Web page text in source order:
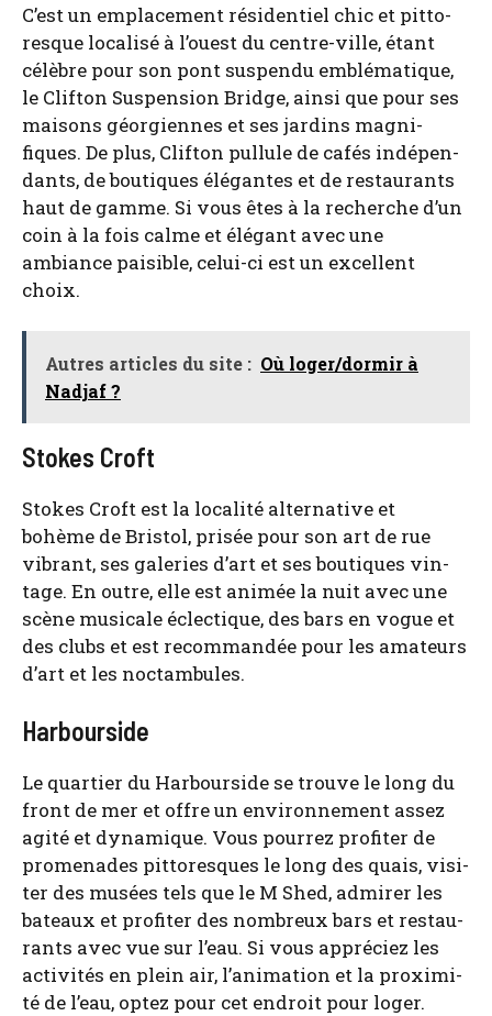
C’est un empla­ce­ment rési­den­tiel chic et pit­to­
resque loca­li­sé à l’ouest du centre-ville, étant
célèbre pour son pont sus­pen­du emblé­ma­tique,
le Clif­ton Sus­pen­sion Bridge, ain­si que pour ses
mai­sons géor­giennes et ses jar­dins magni­
fiques. De plus, Clif­ton pul­lule de cafés indé­pen­
dants, de bou­tiques élé­gantes et de res­tau­rants
haut de gamme. Si vous êtes à la recherche d’un
coin à la fois calme et élé­gant avec une
ambiance pai­sible, celui-ci est un excellent
choix.
Autres articles du site : Où loger/dormir à
Nadjaf ?
Stokes Croft
Stokes Croft est la loca­li­té alter­na­tive et
bohème de Bris­tol, pri­sée pour son art de rue
vibrant, ses gale­ries d’art et ses bou­tiques vin­
tage. En outre, elle est ani­mée la nuit avec une
scène musi­cale éclec­tique, des bars en vogue et
des clubs et est recom­man­dée pour les ama­teurs
d’art et les noc­tam­bules.
Harbourside
Le quar­tier du Har­bour­side se trouve le long du
front de mer et offre un envi­ron­ne­ment assez
agi­té et dyna­mique. Vous pour­rez pro­fi­ter de
pro­me­nades pit­to­resques le long des quais, visi­
ter des musées tels que le M Shed, admi­rer les
bateaux et pro­fi­ter des nom­breux bars et res­tau­
rants avec vue sur l’eau. Si vous appré­ciez les
acti­vi­tés en plein air, l’a­ni­ma­tion et la proxi­mi­
té de l’eau, optez pour cet endroit pour loger.